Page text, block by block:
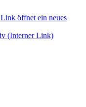
öffnet ein neues
(Interner Link)